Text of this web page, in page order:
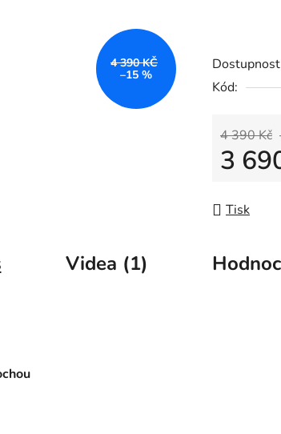
Dostupnost
Kód:
4 390 Kč
3
Tisk
4 390 KČ
–15 %
Videa (1)